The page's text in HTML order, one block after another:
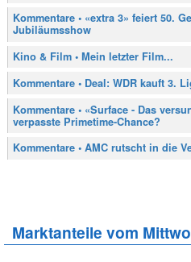
Kommentare • «extra 3» feiert 50.
Jubiläumsshow
Kino & Film • Mein letzter Film...
Kommentare • Deal: WDR kauft 3.
Kommentare • «Surface - Das
verpasste Primetime-Chance?
Kommentare • AMC rutscht in die
Marktanteile vom